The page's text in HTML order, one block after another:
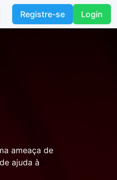
Registre-se Login
ameaça de
ajuda à